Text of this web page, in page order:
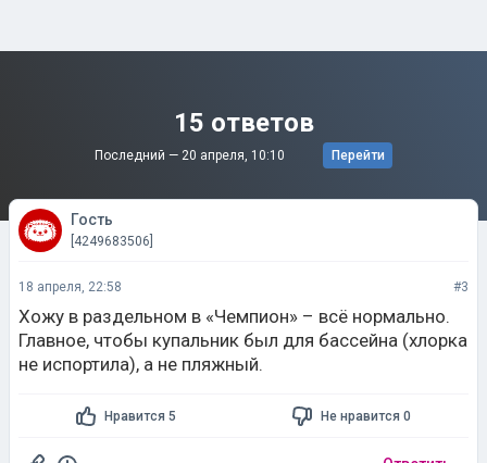
15 ответов
Последний — 20 апреля, 10:10 Перейти
Гость
[4249683506]
18 апреля, 22:58 #3
Хожу в раздельном в «Чемпион» – всё нормально.
Главное, чтобы купальник был для бассейна (хлорка
не испортила), а не пляжный.
Нравится 5 Не нравится 0